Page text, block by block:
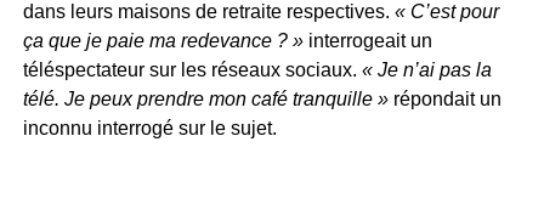
dans leurs maisons de retraite respectives. « C’est pour
ça que je paie ma redevance ? »interrogeait un
téléspectateur sur les réseaux sociaux. « Je n’ai pas la
télé. Je peux prendre mon café tranquille »répondait un
inconnu interrogé sur le sujet.